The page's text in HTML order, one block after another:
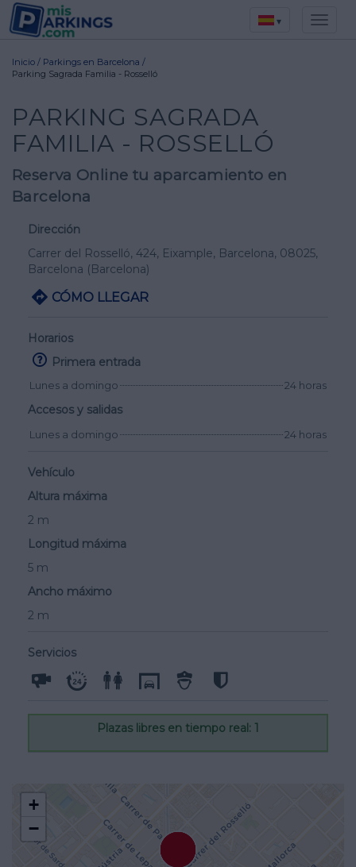
▾
Inicio / Parkings en Barcelona /
Parking Sagrada Familia - Rosselló
PARKING SAGRADA
FAMILIA - ROSSELLÓ
Reserva Online tu aparcamiento en
Barcelona
Dirección
Carrer del Rosselló, 424, Eixample, Barcelona, 08025,
Barcelona (Barcelona)
CÓMO LLEGAR
Horarios
Primera entrada
Lunes a domingo 24 horas
Accesos y salidas
Lunes a domingo 24 horas
Vehículo
Altura máxima
2 m
Longitud máxima
5 m
Ancho máximo
2 m
Servicios
Plazas libres en tiempo real: 1
+
−